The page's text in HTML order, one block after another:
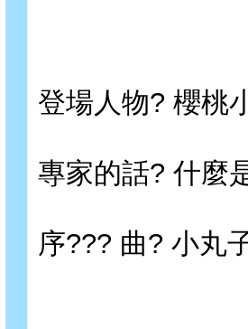
登場人物? 櫻桃
專家的話? 什麼
序??? 曲? 小丸